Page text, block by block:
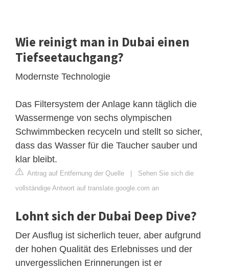
Wie reinigt man in Dubai einen
Tiefseetauchgang?
Modernste Technologie
Das Filtersystem der Anlage kann täglich die
Wassermenge von sechs olympischen
Schwimmbecken recyceln und stellt so sicher,
dass das Wasser für die Taucher sauber und
klar bleibt.
Antrag auf Entfernung der Quelle | Sehen Sie sich die
vollständige Antwort auf translate.google.com an
Lohnt sich der Dubai Deep Dive?
Der Ausflug ist sicherlich teuer, aber aufgrund
der hohen Qualität des Erlebnisses und der
unvergesslichen Erinnerungen ist er